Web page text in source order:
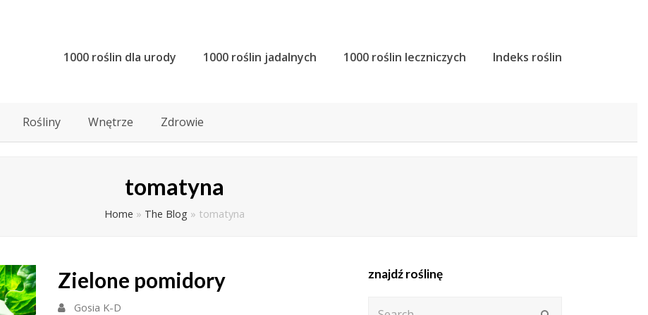
1000 roślin dla urody 1000 roślin jadalnych 1000 roślin leczniczych Indeks roślin
Rośliny Wnętrze Zdrowie
tomatyna
Home » The Blog » tomatyna
Zielone pomidory
Gosia K-D
znajdź roślinę